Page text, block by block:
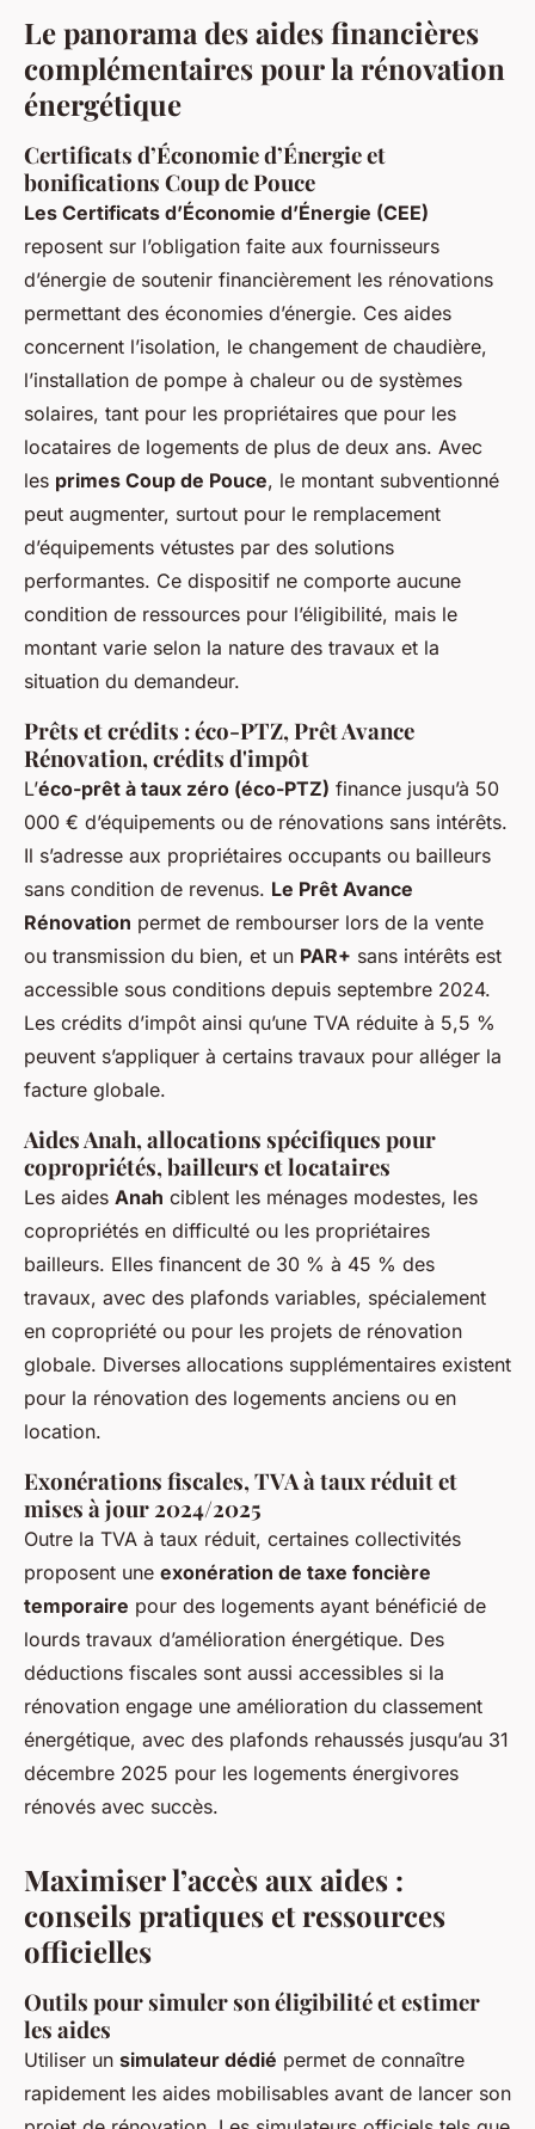
Le panorama des aides financières
complémentaires pour la rénovation
énergétique
Certificats d’Économie d’Énergie et
bonifications Coup de Pouce
Les Certificats d’Économie d’Énergie (CEE)
reposent sur l’obligation faite aux fournisseurs
d’énergie de soutenir financièrement les rénovations
permettant des économies d’énergie. Ces aides
concernent l’isolation, le changement de chaudière,
l’installation de pompe à chaleur ou de systèmes
solaires, tant pour les propriétaires que pour les
locataires de logements de plus de deux ans. Avec
les primes Coup de Pouce, le montant subventionné
peut augmenter, surtout pour le remplacement
d’équipements vétustes par des solutions
performantes. Ce dispositif ne comporte aucune
condition de ressources pour l’éligibilité, mais le
montant varie selon la nature des travaux et la
situation du demandeur.
Prêts et crédits : éco-PTZ, Prêt Avance
Rénovation, crédits d'impôt
L’éco-prêt à taux zéro (éco-PTZ) finance jusqu’à 50
000 € d’équipements ou de rénovations sans intérêts.
Il s’adresse aux propriétaires occupants ou bailleurs
sans condition de revenus. Le Prêt Avance
Rénovation permet de rembourser lors de la vente
ou transmission du bien, et un PAR+ sans intérêts est
accessible sous conditions depuis septembre 2024.
Les crédits d’impôt ainsi qu’une TVA réduite à 5,5 %
peuvent s’appliquer à certains travaux pour alléger la
facture globale.
Aides Anah, allocations spécifiques pour
copropriétés, bailleurs et locataires
Les aides Anah ciblent les ménages modestes, les
copropriétés en difficulté ou les propriétaires
bailleurs. Elles financent de 30 % à 45 % des
travaux, avec des plafonds variables, spécialement
en copropriété ou pour les projets de rénovation
globale. Diverses allocations supplémentaires existent
pour la rénovation des logements anciens ou en
location.
Exonérations fiscales, TVA à taux réduit et
mises à jour 2024/2025
Outre la TVA à taux réduit, certaines collectivités
proposent une exonération de taxe foncière
temporaire pour des logements ayant bénéficié de
lourds travaux d’amélioration énergétique. Des
déductions fiscales sont aussi accessibles si la
rénovation engage une amélioration du classement
énergétique, avec des plafonds rehaussés jusqu’au 31
décembre 2025 pour les logements énergivores
rénovés avec succès.
Maximiser l’accès aux aides :
conseils pratiques et ressources
officielles
Outils pour simuler son éligibilité et estimer
les aides
Utiliser un simulateur dédié permet de connaître
rapidement les aides mobilisables avant de lancer son